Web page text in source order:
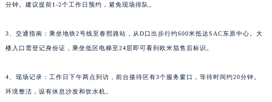
分钟。建议提前1-2个工作日预约，避免现场排队。
3、交通指南：乘坐地铁2号线至春熙路站，从D口出步行约600米抵达SAC东原中心。大
楼入口需登记身份证，乘坐低区电梯至24层即可看到欧米茄售后标识。
4、现场记录：工作日下午两点到访，前台接待区有3个服务窗口，等待时间约20分钟。
环境整洁，设有休息沙发和饮水机。